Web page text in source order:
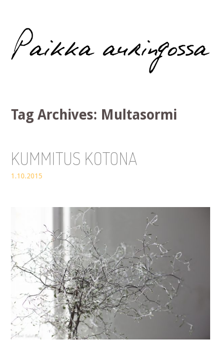
Paikka auringossa
Tag Archives: Multasormi
KUMMITUS KOTONA
1.10.2015